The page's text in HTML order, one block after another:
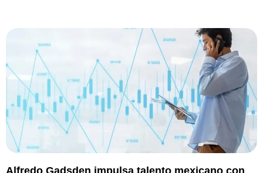
Alfredo Gadsden impulsa talento mexicano con